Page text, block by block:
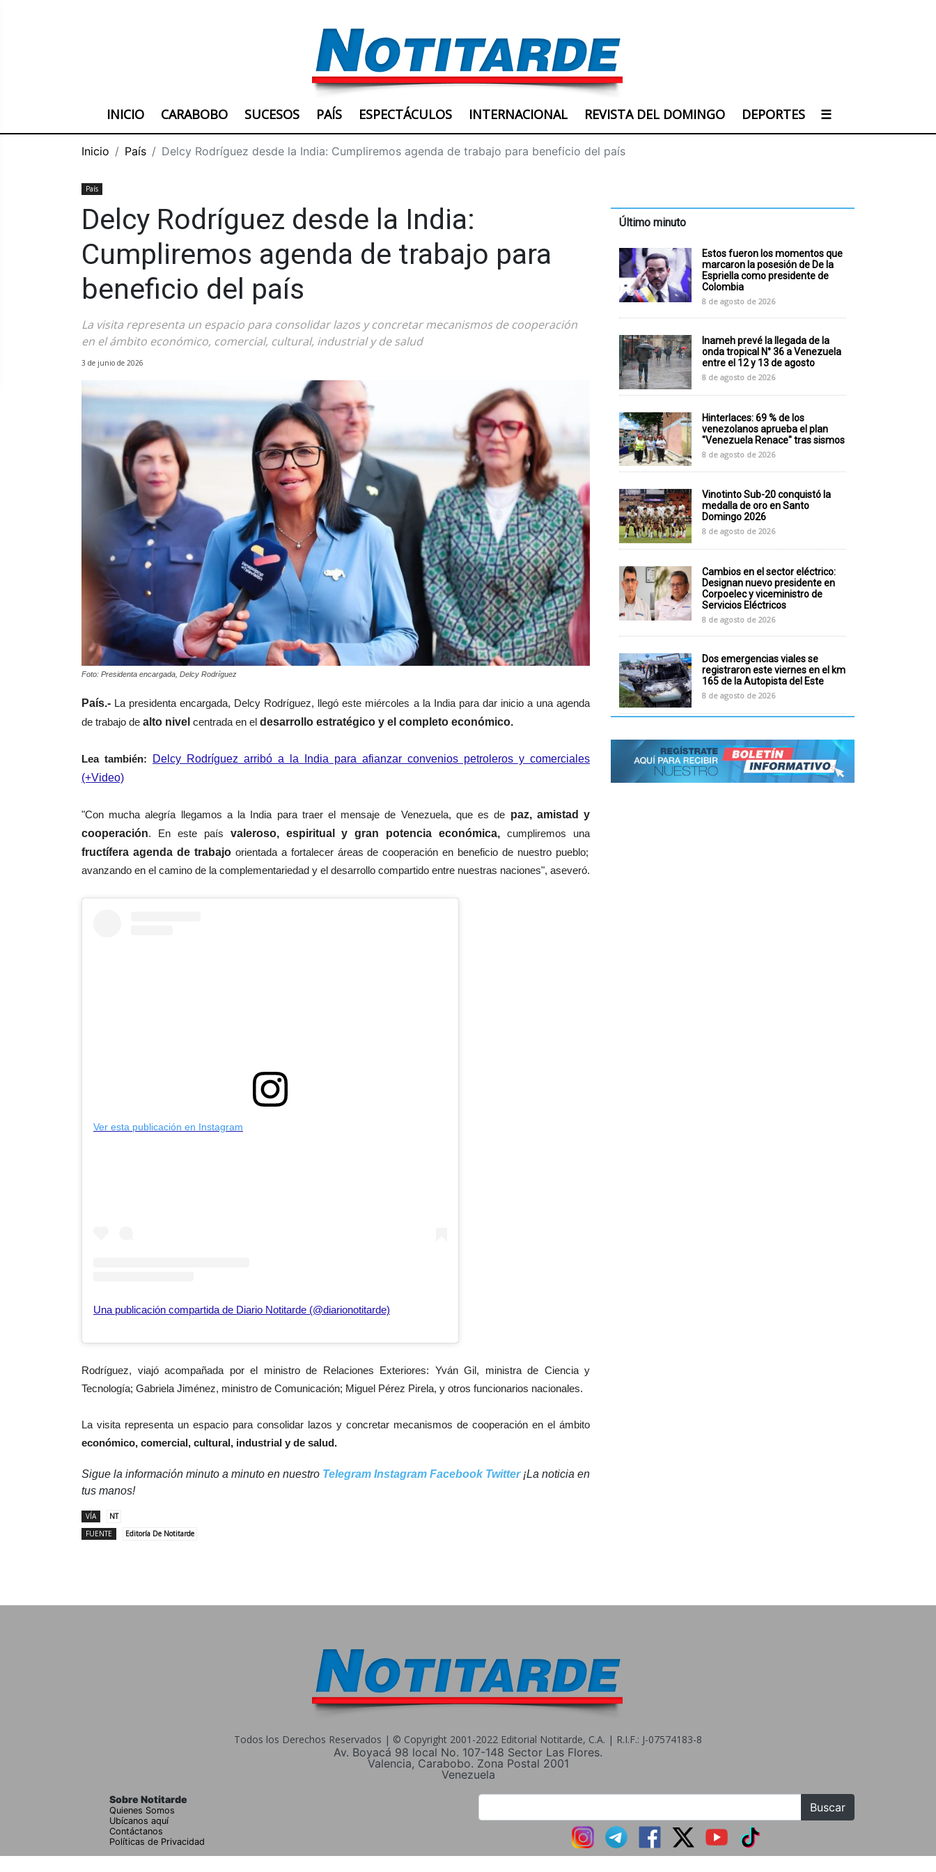
INICIO CARABOBO SUCESOS PAÍS ESPECTÁCULOS INTERNACIONAL REVISTA DEL DOMINGO DEPORTES ☰
Inicio País Delcy Rodríguez desde la India: Cumpliremos agenda de trabajo para beneficio del país
País
Delcy Rodríguez desde la India:
Cumpliremos agenda de trabajo para
beneficio del país
La visita representa un espacio para consolidar lazos y concretar mecanismos de cooperación
en el ámbito económico, comercial, cultural, industrial y de salud
3 de junio de 2026
Foto: Presidenta encargada, Delcy Rodríguez
País.- La presidenta encargada, Delcy Rodríguez, llegó este miércoles a la India para dar inicio a una agenda
de trabajo de alto nivel centrada en el desarrollo estratégico y el completo económico.
Lea también:
Delcy Rodríguez arribó a la India para afianzar convenios petroleros y comerciales
(+Video)
"Con mucha alegría llegamos a la India para traer el mensaje de Venezuela, que es de paz, amistad y
cooperación. En este país valeroso, espiritual y gran potencia económica, cumpliremos una
fructífera agenda de trabajoorientada a fortalecer áreas de cooperación en beneficio de nuestro pueblo;
avanzando en el camino de la complementariedad y el desarrollo compartido entre nuestras naciones", aseveró.
Ver esta publicación en Instagram
Una publicación compartida de Diario Notitarde (@diarionotitarde)
Rodríguez, viajó acompañada por el ministro de Relaciones Exteriores: Yván Gil, ministra de Ciencia y
Tecnología; Gabriela Jiménez, ministro de Comunicación; Miguel Pérez Pirela, y otros funcionarios nacionales.
La visita representa un espacio para consolidar lazos y concretar mecanismos de cooperación en el ámbito
económico, comercial, cultural, industrial y de salud.
Sigue la información minuto a minuto en nuestro Telegram Instagram Facebook Twitter¡La noticia en
tus manos!
VÍA
NT
FUENTE
Editoría De Notitarde
Último minuto
Estos fueron los momentos que
marcaron la posesión de De la
Espriella como presidente de
Colombia
8 de agosto de 2026
Inameh prevé la llegada de la
onda tropical N° 36 a Venezuela
entre el 12 y 13 de agosto
8 de agosto de 2026
Hinterlaces: 69 % de los
venezolanos aprueba el plan
"Venezuela Renace" tras sismos
8 de agosto de 2026
Vinotinto Sub-20 conquistó la
medalla de oro en Santo
Domingo 2026
8 de agosto de 2026
Cambios en el sector eléctrico:
Designan nuevo presidente en
Corpoelec y viceministro de
Servicios Eléctricos
8 de agosto de 2026
Dos emergencias viales se
registraron este viernes en el km
165 de la Autopista del Este
8 de agosto de 2026
Todos los Derechos Reservados | © Copyright 2001-2022 Editorial Notitarde, C.A. | R.I.F.: J-07574183-8
Av. Boyacá 98 local No. 107-148 Sector Las Flores.
Valencia, Carabobo. Zona Postal 2001
Venezuela
Sobre Notitarde
Quienes Somos
Ubícanos aquí
Contáctanos
Políticas de Privacidad
Buscar